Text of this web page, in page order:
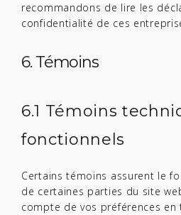
recommandons de lire les
confidentialité de ces
6. Témoins
6.1 Témoins
fonctionnels
Certains témoins assurent le
de certaines parties du site
compte de vos préférences en